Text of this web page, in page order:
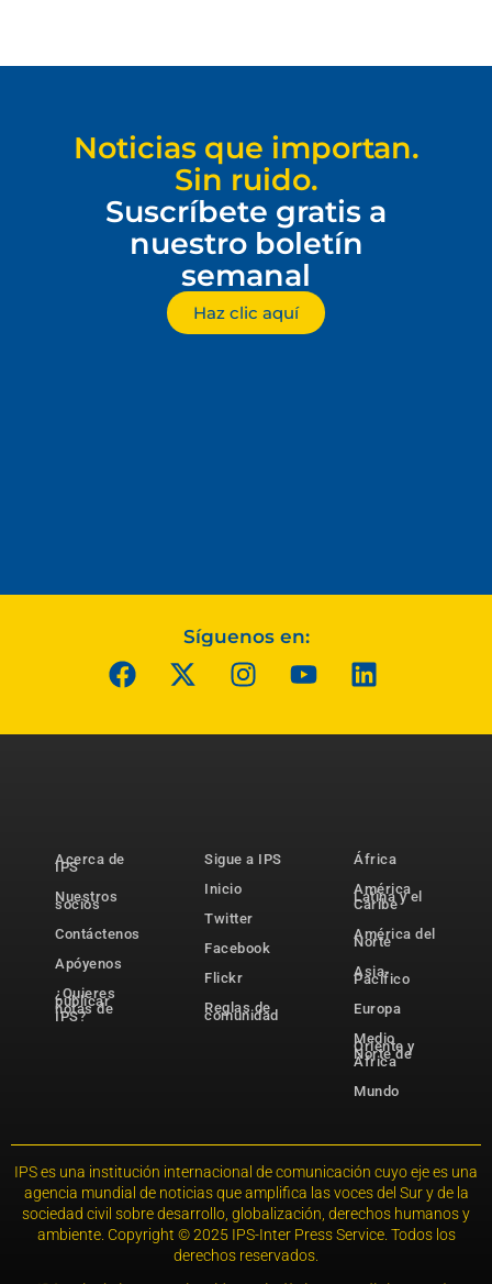
Noticias que importan.
Sin ruido.
Suscríbete gratis a
nuestro boletín
semanal
Haz clic aquí
Síguenos en:
Acerca de
IPS
Nuestros
socios
Contáctenos
Apóyenos
¿Quieres
publicar
notas de
IPS?
Sigue a IPS
Inicio
Twitter
Facebook
Flickr
Reglas de
comunidad
África
América
Latina y el
Caribe
América del
Norte
Asia-
Pacífico
Europa
Medio
Oriente y
Norte de
África
Mundo
IPS es una institución internacional de comunicación cuyo eje es una
agencia mundial de noticias que amplifica las voces del Sur y de la
sociedad civil sobre desarrollo, globalización, derechos humanos y
ambiente. Copyright © 2025 IPS-Inter Press Service. Todos los
derechos reservados.